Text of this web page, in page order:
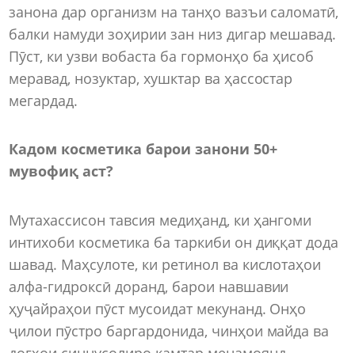
занона дар организм на танҳо вазъи саломатӣ,
балки намуди зоҳирии зан низ дигар мешавад.
Пӯст, ки узви вобаста ба гормонҳо ба ҳисоб
меравад, нозуктар, хушктар ва ҳассостар
мегардад.
Кадом косметика барои занони 50+
мувофиқ аст?
Мутахассисон тавсия медиҳанд, ки ҳангоми
интихоби косметика ба таркиби он диққат дода
шавад. Маҳсулоте, ки ретинол ва кислотаҳои
алфа-гидроксӣ доранд, барои навшавии
ҳуҷайраҳои пӯст мусоидат мекунанд. Онҳо
ҷилои пӯстро баргардонида, чинҳои майда ва